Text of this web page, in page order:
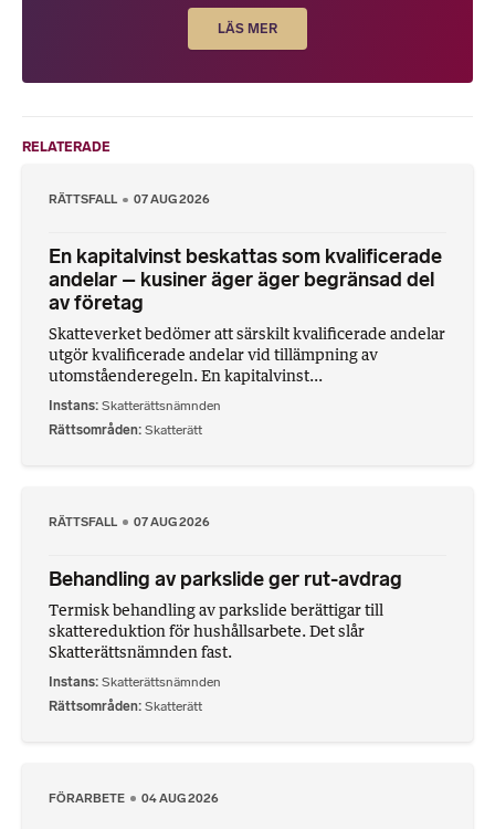
LÄS MER
RELATERADE
RÄTTSFALL 07 AUG 2026
En kapitalvinst beskattas som kvalificerade
andelar – kusiner äger äger begränsad del
av företag
Skatteverket bedömer att särskilt kvalificerade andelar
utgör kvalificerade andelar vid tillämpning av
utomståenderegeln. En kapitalvinst...
Instans Skatterättsnämnden
Rättsområden Skatterätt
RÄTTSFALL 07 AUG 2026
Behandling av parkslide ger rut-avdrag
Termisk behandling av parkslide berättigar till
skattereduktion för hushållsarbete. Det slår
Skatterättsnämnden fast.
Instans Skatterättsnämnden
Rättsområden Skatterätt
FÖRARBETE 04 AUG 2026